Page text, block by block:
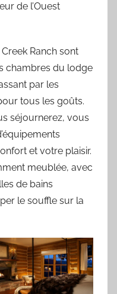
de l’Ouest
Ranch sont
chambres du lodge
par les
tous les goûts.
séjournerez, vous
et votre plaisir.
meublée, avec
de bains
le souffle sur la